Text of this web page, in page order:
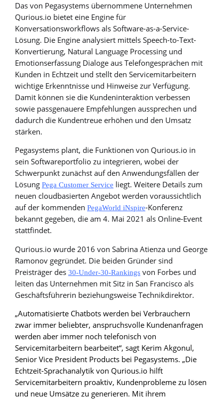
Das von Pegasystems übernommene Unternehmen
Qurious.io bietet eine Engine für
Konversationsworkflows als Software-as-a-Service-
Lösung. Die Engine analysiert mittels Speech-to-Text-
Konvertierung, Natural Language Processing und
Emotionserfassung Dialoge aus Telefongesprächen mit
Kunden in Echtzeit und stellt den Servicemitarbeitern
wichtige Erkenntnisse und Hinweise zur Verfügung.
Damit können sie die Kundeninteraktion verbessen
sowie passgenauere Empfehlungen aussprechen und
dadurch die Kundentreue erhöhen und den Umsatz
stärken.
Pegasystems plant, die Funktionen von Qurious.io in
sein Softwareportfolio zu integrieren, wobei der
Schwerpunkt zunächst auf den Anwendungsfällen der
Lösung Pega Customer Service liegt. Weitere Details zum
neuen cloudbasierten Angebot werden voraussichtlich
auf der kommenden PegaWorld iNspire-Konferenz
bekannt gegeben, die am 4. Mai 2021 als Online-Event
stattfindet.
Qurious.io wurde 2016 von Sabrina Atienza und George
Ramonov gegründet. Die beiden Gründer sind
Preisträger des 30-Under-30-Rankings von Forbes und
leiten das Unternehmen mit Sitz in San Francisco als
Geschäftsführerin beziehungsweise Technikdirektor.
„Automatisierte Chatbots werden bei Verbrauchern
zwar immer beliebter, anspruchsvolle Kundenanfragen
werden aber immer noch telefonisch von
Servicemitarbeitern bearbeitet“, sagt Kerim Akgonul,
Senior Vice President Products bei Pegasystems. „Die
Echtzeit-Sprachanalytik von Qurious.io hilft
Servicemitarbeitern proaktiv, Kundenprobleme zu lösen
und neue Umsätze zu generieren. Mit ihrem